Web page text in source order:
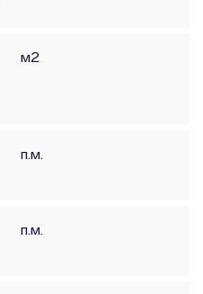
м2
п.м.
п.м.